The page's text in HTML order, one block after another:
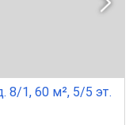
8/1, 60 м², 5/5 эт.